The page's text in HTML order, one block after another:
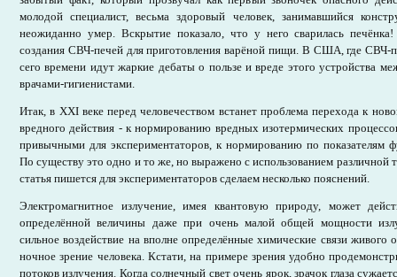
молодой специалист, весьма здоровый человек, занимавшийся
неожиданно умер. Вскрытие показало, что у него сварилась
создания СВЧ-печей для приготовления варёной пищи. В США, где СВЧ-
сего времени идут жаркие дебаты о пользе и вреде этого устройства
врачами-гигиенистами.
Итак, в ХХI веке перед человечеством встанет проблема перехода к
вредного действия - к нормированию вредных изотермических
привычными для экспериментаторов, к нормированию по показателям
По существу это одно и то же, но выражено с использованием различной
статья пишется для экспериментаторов сделаем несколько пояснений.
Электромагнитное излучение, имея квантовую природу, может
определённой величины даже при очень малой общей мощности
сильное воздействие на вполне определённые химические связи
ночное зрение человека. Кстати, на примере зрения удобно
потоков излучения. Когда солнечный свет очень ярок, зрачок глаза